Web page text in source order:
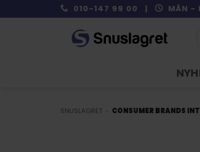
to
010-147 99 00 | MÅN -
SNUSLAGRET CONSUMER BRANDS